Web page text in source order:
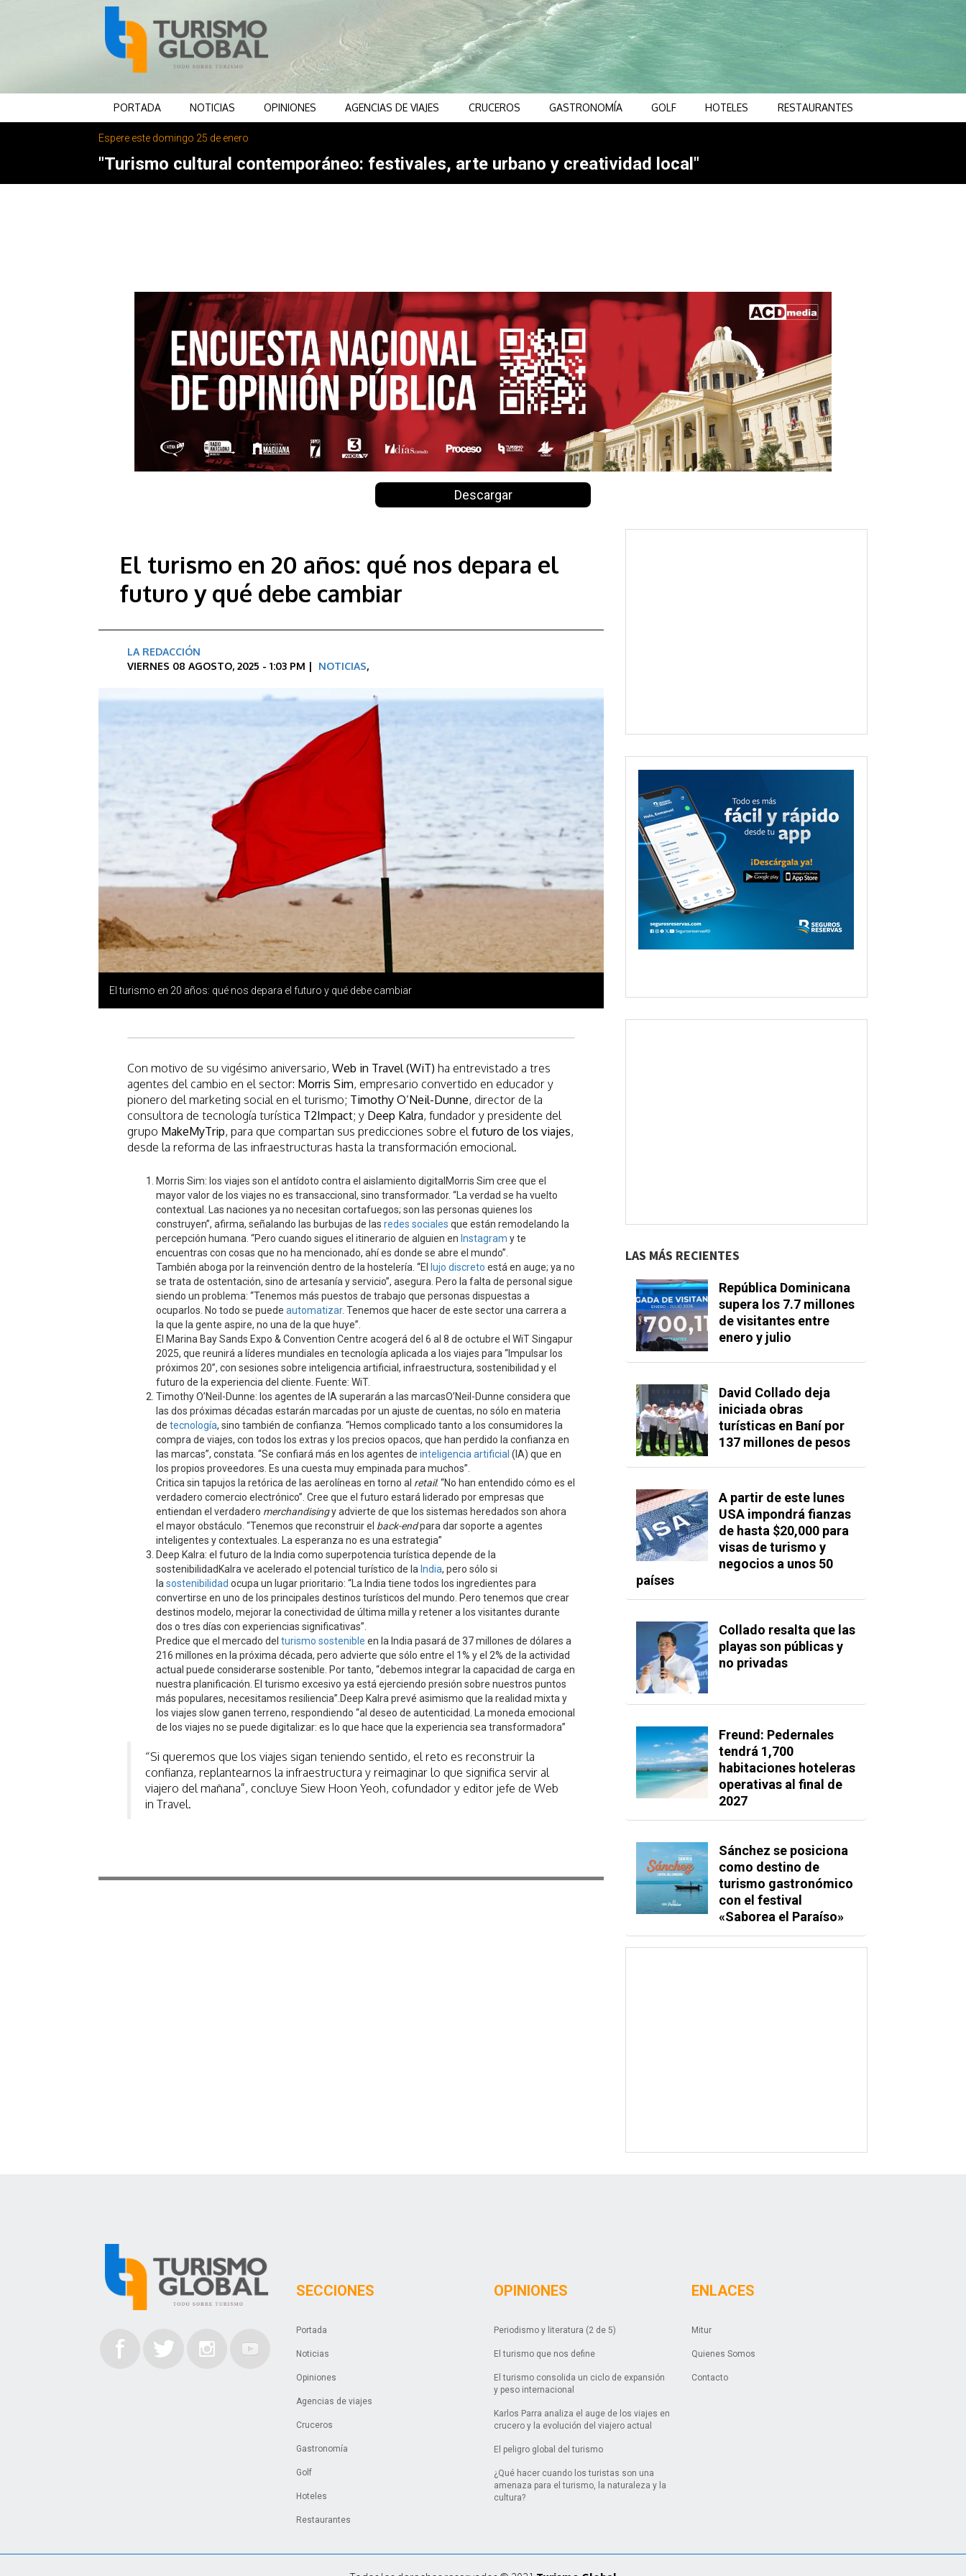
PORTADA NOTICIAS OPINIONES AGENCIAS DE VIAJES CRUCEROS GASTRONOMÍA GOLF HOTELES RESTAURANTES
Espere este domingo 25 de enero
"Turismo cultural contemporáneo: festivales, arte urbano y creatividad local"
Descargar
El turismo en 20 años: qué nos depara el
futuro y qué debe cambiar
LA REDACCIÓN
VIERNES 08 AGOSTO, 2025 - 1:03 PM | NOTICIAS,
El turismo en 20 años: qué nos depara el futuro y qué debe cambiar
Con motivo de su vigésimo aniversario, Web in Travel (WiT) ha entrevistado a tres
agentes del cambio en el sector: Morris Sim, empresario convertido en educador y
pionero del marketing social en el turismo; Timothy O’Neil-Dunne, director de la
consultora de tecnología turística T2Impact; y Deep Kalra, fundador y presidente del
grupo MakeMyTrip, para que compartan sus predicciones sobre el futuro de los viajes,
desde la reforma de las infraestructuras hasta la transformación emocional.
Morris Sim: los viajes son el antídoto contra el aislamiento digitalMorris Sim cree que el
mayor valor de los viajes no es transaccional, sino transformador. “La verdad se ha vuelto
contextual. Las naciones ya no necesitan cortafuegos; son las personas quienes los
construyen”, afirma, señalando las burbujas de las redes sociales que están remodelando la
percepción humana. “Pero cuando sigues el itinerario de alguien en Instagram y te
encuentras con cosas que no ha mencionado, ahí es donde se abre el mundo”.
También aboga por la reinvención dentro de la hostelería. “El
lujo discreto está en auge; ya no
se trata de ostentación, sino de artesanía y servicio”, asegura. Pero la falta de personal sigue
siendo un problema: “Tenemos más puestos de trabajo que personas dispuestas a
ocuparlos. No todo se puede automatizar. Tenemos que hacer de este sector una carrera a
la que la gente aspire, no una de la que huye”.
El Marina Bay Sands Expo & Convention Centre acogerá del 6 al 8 de octubre el WiT Singapur
2025, que reunirá a líderes mundiales en tecnología aplicada a los viajes para “Impulsar los
próximos 20”, con sesiones sobre inteligencia artificial, infraestructura, sostenibilidad y el
futuro de la experiencia del cliente. Fuente: WiT.
Timothy O’Neil-Dunne: los agentes de IA superarán a las marcasO’Neil-Dunne considera que
las dos próximas décadas estarán marcadas por un ajuste de cuentas, no sólo en materia
de tecnología, sino también de confianza. “Hemos complicado tanto a los consumidores la
compra de viajes, con todos los extras y los precios opacos, que han perdido la confianza en
las marcas”, constata. “Se confiará más en los agentes de inteligencia artificial (IA) que en
los propios proveedores. Es una cuesta muy empinada para muchos”.
Critica sin tapujos la retórica de las aerolíneas en torno al retail: “No han entendido cómo es el
verdadero comercio electrónico”. Cree que el futuro estará liderado por empresas que
entiendan el verdadero merchandisingy advierte de que los sistemas heredados son ahora
el mayor obstáculo. “Tenemos que reconstruir el back-endpara dar soporte a agentes
inteligentes y contextuales. La esperanza no es una estrategia”
Deep Kalra: el futuro de la India como superpotencia turística depende de la
sostenibilidadKalra ve acelerado el potencial turístico de la India, pero sólo si
la sostenibilidad ocupa un lugar prioritario: “La India tiene todos los ingredientes para
convertirse en uno de los principales destinos turísticos del mundo. Pero tenemos que crear
destinos modelo, mejorar la conectividad de última milla y retener a los visitantes durante
dos o tres días con experiencias significativas”.
Predice que el mercado del turismo sostenible en la India pasará de 37 millones de dólares a
216 millones en la próxima década, pero advierte que sólo entre el 1% y el 2% de la actividad
actual puede considerarse sostenible. Por tanto, “debemos integrar la capacidad de carga en
nuestra planificación. El turismo excesivo ya está ejerciendo presión sobre nuestros puntos
más populares, necesitamos resiliencia”.Deep Kalra prevé asimismo que la realidad mixta y
los viajes slow ganen terreno, respondiendo “al deseo de autenticidad. La moneda emocional
de los viajes no se puede digitalizar: es lo que hace que la experiencia sea transformadora”
“Si queremos que los viajes sigan teniendo sentido, el reto es reconstruir la
confianza, replantearnos la infraestructura y reimaginar lo que significa servir al
viajero del mañana”, concluye Siew Hoon Yeoh, cofundador y editor jefe de Web
in Travel.
LAS MÁS RECIENTES
República Dominicana
supera los 7.7 millones
de visitantes entre
enero y julio
David Collado deja
iniciada obras
turísticas en Baní por
137 millones de pesos
A partir de este lunes
USA impondrá fianzas
de hasta $20,000 para
visas de turismo y
negocios a unos 50
países
Collado resalta que las
playas son públicas y
no privadas
Freund: Pedernales
tendrá 1,700
habitaciones hoteleras
operativas al final de
2027
Sánchez se posiciona
como destino de
turismo gastronómico
con el festival
«Saborea el Paraíso»
SECCIONES
Portada
Noticias
Opiniones
Agencias de viajes
Cruceros
Gastronomía
Golf
Hoteles
Restaurantes
OPINIONES
Periodismo y literatura (2 de 5)
El turismo que nos define
El turismo consolida un ciclo de expansión
y peso internacional
Karlos Parra analiza el auge de los viajes en
crucero y la evolución del viajero actual
El peligro global del turismo
¿Qué hacer cuando los turistas son una
amenaza para el turismo, la naturaleza y la
cultura?
ENLACES
Mitur
Quienes Somos
Contacto